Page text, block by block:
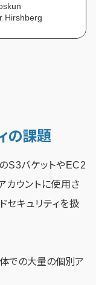
Hirshberg
の課題
S3バケットやEC2
カウントに使用さ
セキュリティを扱
体での大量の個別ア